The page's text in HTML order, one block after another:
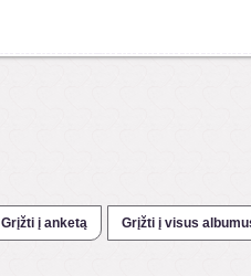
Grįžti į anketą Grįžti į visus